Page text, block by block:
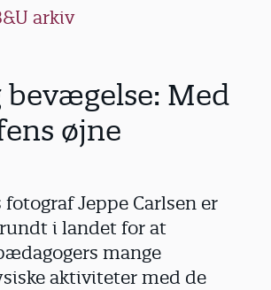
arkiv
bevægelse: Med
øjne
fotograf Jeppe Carlsen er
i landet for at
mange
aktiviteter med de